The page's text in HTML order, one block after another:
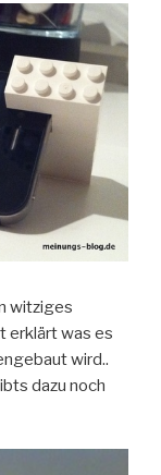
witziges
erklärt was es
wird..
dazu noch